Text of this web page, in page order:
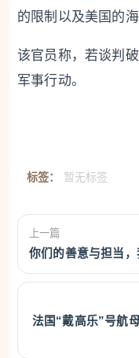
的限制以及美国的
该官员称，若谈判
军事行动。
标签： 暂无标签
上一篇
你们的善意与担当
法国“戴高乐”号航